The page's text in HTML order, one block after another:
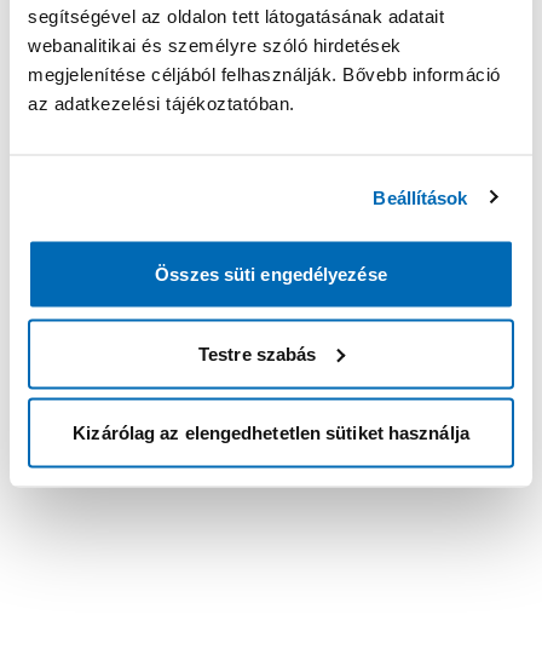
segítségével az oldalon tett látogatásának adatait
webanalitikai és személyre szóló hirdetések
megjelenítése céljából felhasználják. Bővebb információ
az adatkezelési tájékoztatóban.
Beállítások
Összes süti engedélyezése
Testre szabás
Kizárólag az elengedhetetlen sütiket használja